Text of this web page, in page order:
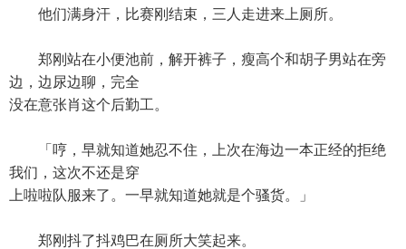
他们满身汗，比赛刚结束，三人走进来上厕所。
郑刚站在小便池前，解开裤子，瘦高个和胡子男站在旁
边，边尿边聊，完全
没在意张肖这个后勤工。
「哼，早就知道她忍不住，上次在海边一本正经的拒绝
我们，这次不还是穿
上啦啦队服来了。一早就知道她就是个骚货。」
郑刚抖了抖鸡巴在厕所大笑起来。